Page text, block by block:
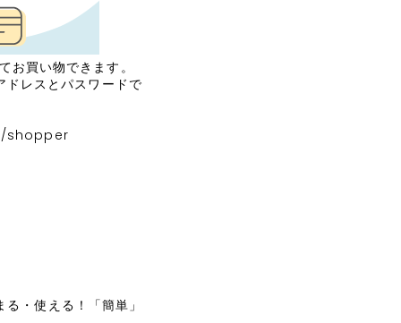
買い物できます。
レスとパスワードで
shopper
・使える！「簡単」